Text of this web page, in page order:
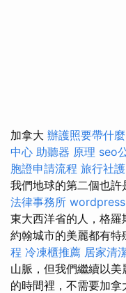
加拿大 辦護照要帶什麼
中心 助聽器 原理 seo
胞證申請流程 旅行社
我們地球的第二個也許
法律事務所 wordpress
東大西洋省的人，格羅
約翰城市的美麗都有特
程 冷凍櫃推薦 居家清
山脈，但我們繼續以
的時間裡，不需要加拿